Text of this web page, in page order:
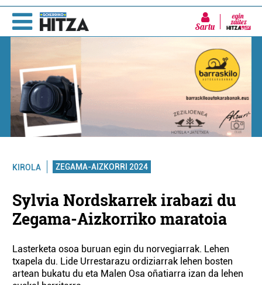
Sartu
KIROLA ZEGAMA-AIZKORRI 2024
Sylvia Nordskarrek irabazi du
Zegama-Aizkorriko maratoia
Lasterketa osoa buruan egin du norvegiarrak. Lehen
txapela du. Lide Urrestarazu ordiziarrak lehen bosten
artean bukatu du eta Malen Osa oñatiarra izan da lehen